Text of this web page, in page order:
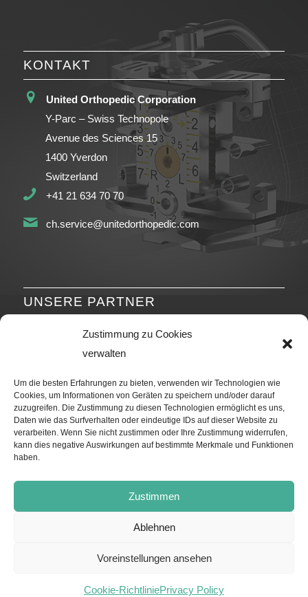
Zustimmung zu Cookies
verwalten
Um die besten Erfahrungen zu bieten, verwenden wir Technologien wie
Cookies, um Informationen von Geräten zu speichern und/oder darauf
zuzugreifen. Die Zustimmung zu diesen Technologien ermöglicht es uns,
Daten wie das Surfverhalten oder eindeutige IDs auf dieser Website zu
verarbeiten. Wenn Sie nicht zustimmen oder Ihre Zustimmung widerrufen,
kann dies negative Auswirkungen auf bestimmte Merkmale und Funktionen
haben.
Zustimmen
Ablehnen
Voreinstellungen ansehen
Cookie-RichtliniePrivacy Policy
KONTAKT
United Orthopedic Corporation
Y-Parc – Swiss Technopole
Avenue des Sciences 15
1400 Yverdon
Switzerland
+41 21 634 70 70
ch.service@unitedorthopedic.com
UNSERE PARTNER
ZurückWeiter
(last modification: 23.05.2024) © Copyright - United Orthopedic Suisse |